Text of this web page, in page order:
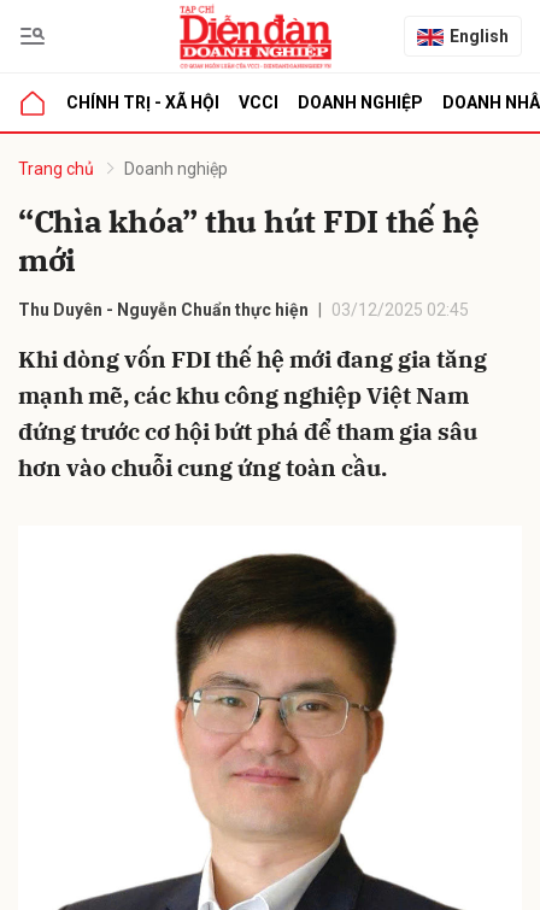
English
CHÍNH TRỊ - XÃ HỘI VCCI DOANH NGHIỆP DOANH
Trang chủ Doanh nghiệp
“Chìa khóa” thu hút FDI thế hệ
mới
Thu Duyên - Nguyễn Chuẩn thực hiện 03/12/2025 02:45
Khi dòng vốn FDI thế hệ mới đang gia tăng
mạnh mẽ, các khu công nghiệp Việt Nam
đứng trước cơ hội bứt phá để tham gia sâu
hơn vào chuỗi cung ứng toàn cầu.
luận
Hủy